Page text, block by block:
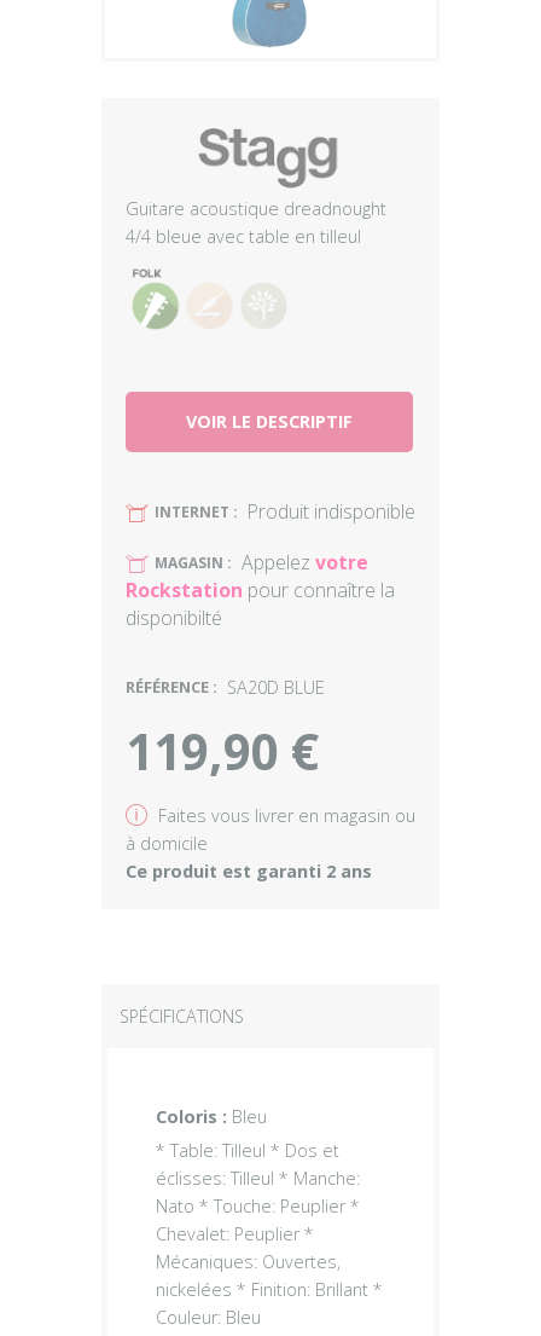
Guitare acoustique dreadnought
4/4 bleue avec table en tilleul
VOIR LE DESCRIPTIF
U INTERNET : Produit indisponible
U MAGASIN : Appelez votre
Rockstation pour connaître la
disponibilté
RÉFÉRENCE : SA20D BLUE
119,90 €
v Faites vous livrer en magasin ou
à domicile
Ce produit est garanti 2 ans
SPÉCIFICATIONS
Coloris : Bleu
* Table: Tilleul * Dos et
éclisses: Tilleul * Manche:
Nato * Touche: Peuplier *
Chevalet: Peuplier *
Mécaniques: Ouvertes,
nickelées * Finition: Brillant *
Couleur: Bleu